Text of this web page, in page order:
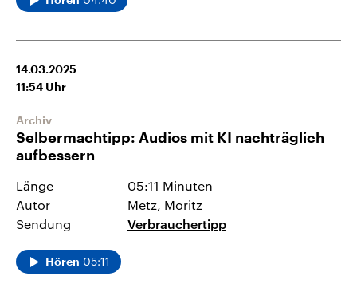
14.03.2025
11:54 Uhr
Archiv
Selbermachtipp: Audios mit KI nachträglich
aufbessern
Länge
05:11 Minuten
Autor
Metz, Moritz
Sendung
Verbrauchertipp
Hören 05:11